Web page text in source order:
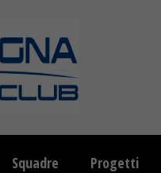
Squadre Progetti